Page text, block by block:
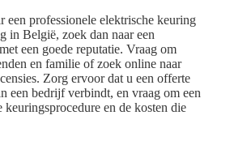
een professionele elektrische keuring
in België, zoek dan naar een
een goede reputatie. Vraag om
en familie of zoek online naar
Zorg ervoor dat u een offerte
een bedrijf verbindt, en vraag om een
en de kosten die